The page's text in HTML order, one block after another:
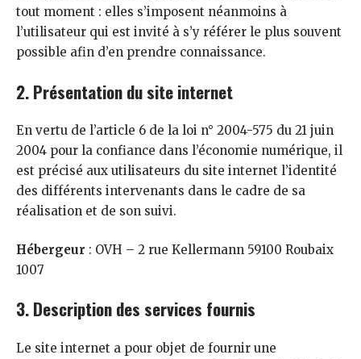
tout moment : elles s’imposent néanmoins à
l’utilisateur qui est invité à s’y référer le plus souvent
possible afin d’en prendre connaissance.
2. Présentation du site internet
En vertu de l’article 6 de la loi n° 2004-575 du 21 juin
2004 pour la confiance dans l’économie numérique, il
est précisé aux utilisateurs du site internet l’identité
des différents intervenants dans le cadre de sa
réalisation et de son suivi.
Hébergeur : OVH – 2 rue Kellermann 59100 Roubaix
1007
3. Description des services fournis
Le site internet a pour objet de fournir une